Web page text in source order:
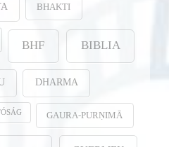
BHAKTI
BHF BIBLIA
DHARMA
GAURA-PURṆIMĀ